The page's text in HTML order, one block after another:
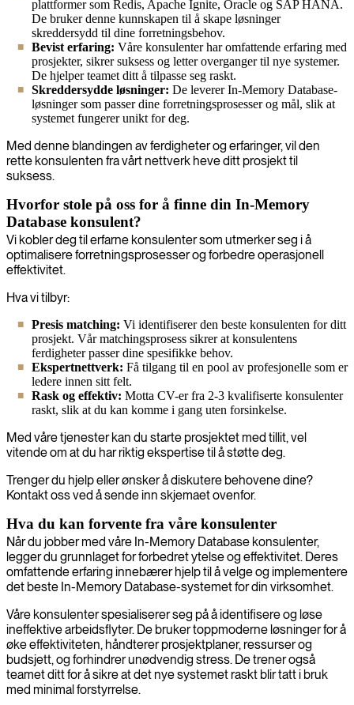
plattformer som Redis, Apache Ignite, Oracle og SAP HANA.
De bruker denne kunnskapen til å skape løsninger
skreddersydd til dine forretningsbehov.
Bevist erfaring: Våre konsulenter har omfattende erfaring med
prosjekter, sikrer suksess og letter overganger til nye systemer.
De hjelper teamet ditt å tilpasse seg raskt.
Skreddersydde løsninger: De leverer In-Memory Database-
løsninger som passer dine forretningsprosesser og mål, slik at
systemet fungerer unikt for deg.
Med denne blandingen av ferdigheter og erfaringer, vil den
rette konsulenten fra vårt nettverk heve ditt prosjekt til
suksess.
Hvorfor stole på oss for å finne din In-Memory
Database konsulent?
Vi kobler deg til erfarne konsulenter som utmerker seg i å
optimalisere forretningsprosesser og forbedre operasjonell
effektivitet.
Hva vi tilbyr:
Presis matching: Vi identifiserer den beste konsulenten for ditt
prosjekt. Vår matchingsprosess sikrer at konsulentens
ferdigheter passer dine spesifikke behov.
Ekspertnettverk: Få tilgang til en pool av profesjonelle som er
ledere innen sitt felt.
Rask og effektiv: Motta CV-er fra 2-3 kvalifiserte konsulenter
raskt, slik at du kan komme i gang uten forsinkelse.
Med våre tjenester kan du starte prosjektet med tillit, vel
vitende om at du har riktig ekspertise til å støtte deg.
Trenger du hjelp eller ønsker å diskutere behovene dine?
Kontakt oss ved å sende inn skjemaet ovenfor.
Hva du kan forvente fra våre konsulenter
Når du jobber med våre In-Memory Database konsulenter,
legger du grunnlaget for forbedret ytelse og effektivitet. Deres
omfattende erfaring innebærer hjelp til å velge og implementere
det beste In-Memory Database-systemet for din virksomhet.
Våre konsulenter spesialiserer seg på å identifisere og løse
ineffektive arbeidsflyter. De bruker toppmoderne løsninger for å
øke effektiviteten, håndterer prosjektplaner, ressurser og
budsjett, og forhindrer unødvendig stress. De trener også
teamet ditt for å sikre at det nye systemet raskt blir tatt i bruk
med minimal forstyrrelse.